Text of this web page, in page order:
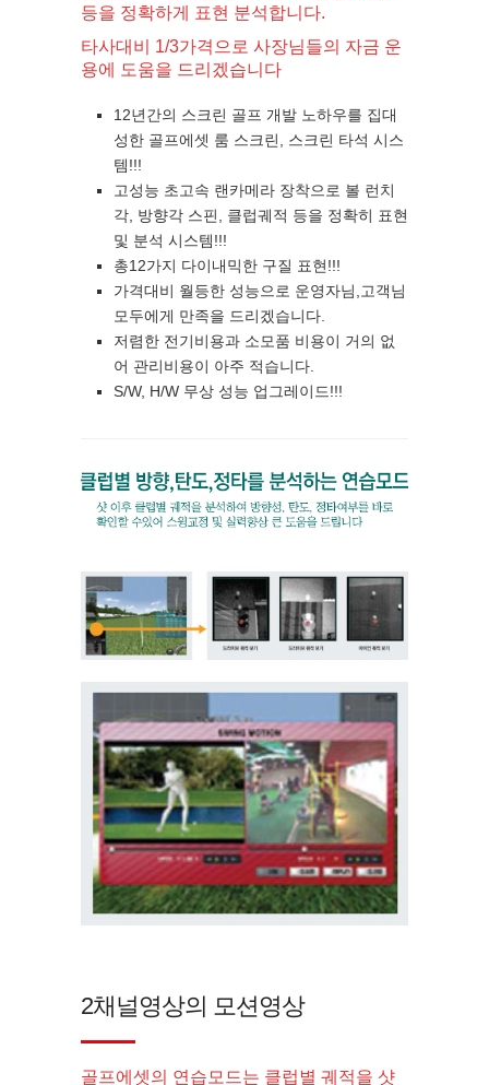
등을 정확하게 표현 분석합니다.
타사대비 1/3가격으로 사장님들의 자금 운
용에 도움을 드리겠습니다
12년간의 스크린 골프 개발 노하우를 집대
성한 골프에셋 룸 스크린, 스크린 타석 시스
템!!!
고성능 초고속 랜카메라 장착으로 볼 런치
각, 방향각 스핀, 클럽궤적 등을 정확히 표현
및 분석 시스템!!!
총12가지 다이내믹한 구질 표현!!!
가격대비 월등한 성능으로 운영자님,고객님
모두에게 만족을 드리겠습니다.
저렴한 전기비용과 소모품 비용이 거의 없
어 관리비용이 아주 적습니다.
S/W, H/W 무상 성능 업그레이드!!!
2채널영상의 모션영상
골프에셋의 연습모드는 클럽별 궤적을 샷